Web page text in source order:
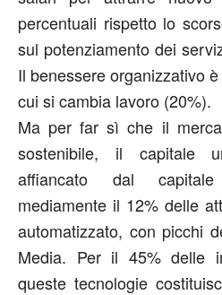
percentuali rispetto lo
sul potenziamento dei
Il benessere organizzativo
cui si cambia lavoro (20%).
Ma per far sì che il
sostenibile, il capitale
affiancato dal
mediamente il 12% delle
automatizzato, con picchi
Media. Per il 45% delle
queste tecnologie